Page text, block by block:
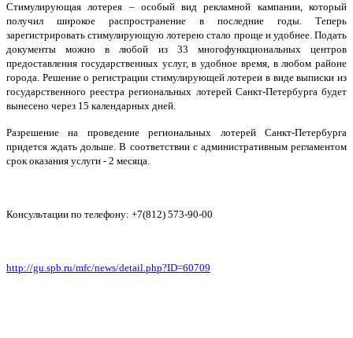
Стимулирующая лотерея – особый вид рекламной кампании, который
получил широкое распространение в последние годы. Теперь
зарегистрировать стимулирующую лотерею стало проще и удобнее. Подать
документы можно в любой из 33 многофункциональных центров
предоставления государственных услуг, в удобное время, в любом районе
города. Решение о регистрации стимулирующей лотереи в виде выписки из
государственного реестра региональных лотерей Санкт-Петербурга будет
вынесено через 15 календарных дней.
Разрешение на проведение региональных лотерей Санкт-Петербурга
придется ждать дольше. В соответствии с административным регламентом
срок оказания услуги - 2 месяца.
Консультации по телефону: +7(812) 573-90-00
http://gu.spb.ru/mfc/news/detail.php?ID=60709